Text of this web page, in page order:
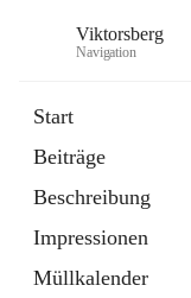
Viktorsberg
Navigation
Start
Beiträge
Beschreibung
Impressionen
Müllkalender
1 Schnellzugriff
Bürgerservice
10 Schnellzugriffe